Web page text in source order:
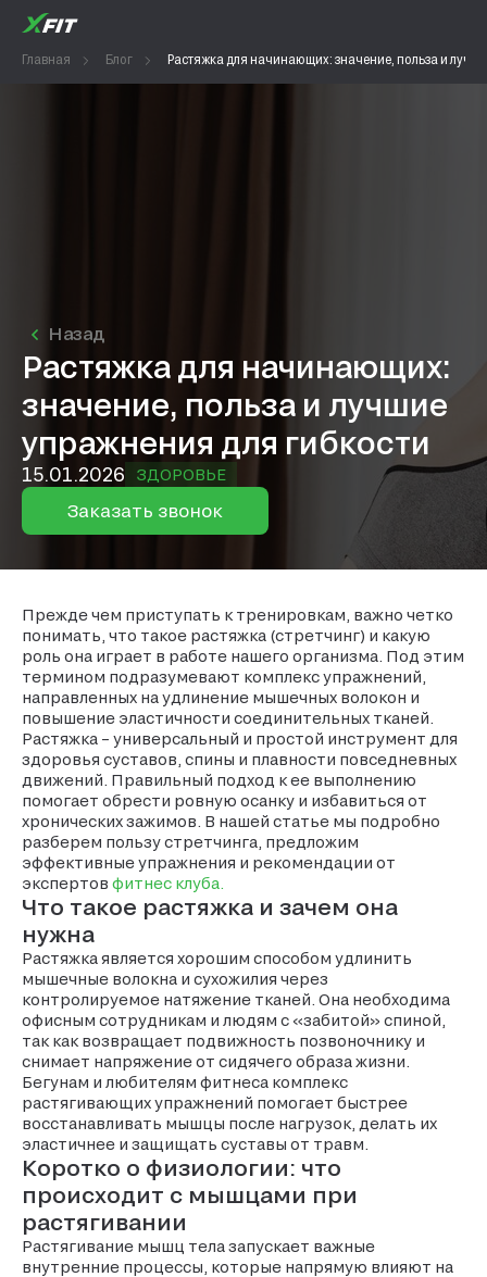
Главная Блог Растяжка для начинающих: значение, польза и
Назад
Растяжка для начинающих:
значение, польза и лучшие
упражнения для гибкости
15.01.2026 ЗДОРОВЬЕ
Заказать звонок
Прежде чем приступать к тренировкам, важно четко
понимать, что такое растяжка (стретчинг) и какую
роль она играет в работе нашего организма. Под этим
термином подразумевают комплекс упражнений,
направленных на удлинение мышечных волокон и
повышение эластичности соединительных тканей.
Растяжка – универсальный и простой инструмент для
здоровья суставов, спины и плавности повседневных
движений. Правильный подход к ее выполнению
помогает обрести ровную осанку и избавиться от
хронических зажимов. В нашей статье мы подробно
разберем пользу стретчинга, предложим
эффективные упражнения и рекомендации от
экспертов фитнес клуба.
Что такое растяжка и зачем она
нужна
Растяжка является хорошим способом удлинить
мышечные волокна и сухожилия через
контролируемое натяжение тканей. Она необходима
офисным сотрудникам и людям с «забитой» спиной,
так как возвращает подвижность позвоночнику и
снимает напряжение от сидячего образа жизни.
Бегунам и любителям фитнеса комплекс
растягивающих упражнений помогает быстрее
восстанавливать мышцы после нагрузок, делать их
эластичнее и защищать суставы от травм.
Коротко о физиологии: что
происходит с мышцами при
растягивании
Растягивание мышц тела запускает важные
внутренние процессы, которые напрямую влияют на